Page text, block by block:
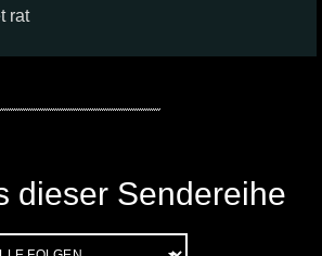
rat
dieser Sendereihe